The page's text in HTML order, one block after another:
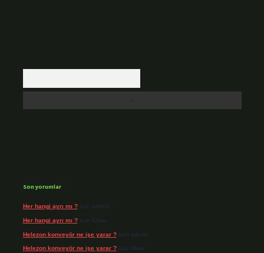
Son yorumlar
Her hangi ayrı mı ?için admin
Her hangi ayrı mı ?için Cihat
Helezon konveyör ne işe yarar ?için admin
Helezon konveyör ne işe yarar ?için Mine